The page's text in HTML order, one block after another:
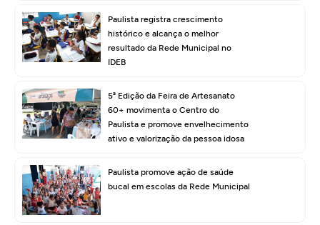
Paulista registra crescimento
histórico e alcança o melhor
resultado da Rede Municipal no
IDEB
5ª Edição da Feira de Artesanato
60+ movimenta o Centro do
Paulista e promove envelhecimento
ativo e valorização da pessoa idosa
Paulista promove ação de saúde
bucal em escolas da Rede Municipal